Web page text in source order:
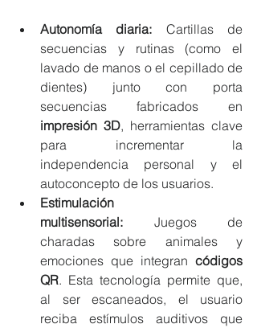
Autonomía diaria: Cartillas de
secuencias y rutinas (como el
lavado de manos o el cepillado de
dientes) junto con porta
impresión 3D, herramientas clave
para incrementar la
independencia personal y el
autoconcepto de los usuarios.
Estimulación
multisensorial: Juegos de
charadas sobre animales y
emociones que integran códigos
QR. Esta tecnología permite que,
al ser escaneados, el usuario
reciba estímulos auditivos que